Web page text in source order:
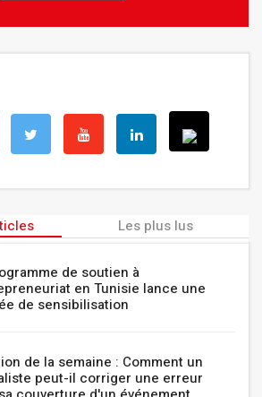
Les plus lus
de soutien à
en Tunisie lance une
de sensibilisation
de la semaine : Comment un
peut-il corriger une erreur